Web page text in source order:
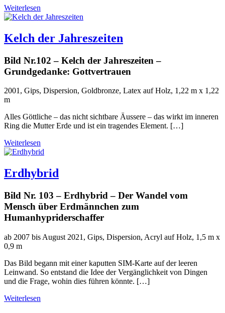
Weiterlesen
Kelch der Jahreszeiten
Bild Nr.102 – Kelch der Jahreszeiten –
Grundgedanke: Gottvertrauen
2001, Gips, Dispersion, Goldbronze, Latex auf Holz, 1,22 m x 1,22
m
Alles Göttliche – das nicht sichtbare Äussere – das wirkt im inneren
Ring die Mutter Erde und ist ein tragendes Element. […]
Weiterlesen
Erdhybrid
Bild Nr. 103 – Erdhybrid – Der Wandel vom
Mensch über Erdmännchen zum
Humanhypriderschaffer
ab 2007 bis August 2021, Gips, Dispersion, Acryl auf Holz, 1,5 m x
0,9 m
Das Bild begann mit einer kaputten SIM-Karte auf der leeren
Leinwand. So entstand die Idee der Vergänglichkeit von Dingen
und die Frage, wohin dies führen könnte. […]
Weiterlesen